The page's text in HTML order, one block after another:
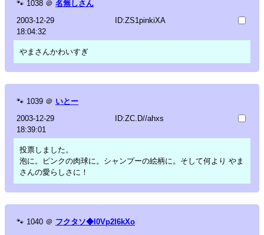
🐾 1038 ＠ 名無しさん
2003-12-29
18:04:32
ID:ZS1pinkiXA
やまさんかわいすぎ
🐾 1039 ＠ いとー
2003-12-29
18:39:01
ID:ZC.D//ahxs
投票しました。
泡に。ピンクの肉球に。シャンプーの絵柄に。そして何より やま
さんの愛らしさに！
🐾 1040 ＠ フクタソ◆l0Vp2I6kXo